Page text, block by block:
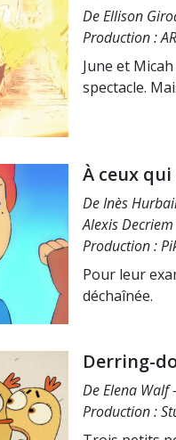
De Ellison
Production :
June et
spectacle.
À ceux
De Inès
Alexis
Production :
Pour leur
déchaînée.
Derring-
De Elena Walf
Production :